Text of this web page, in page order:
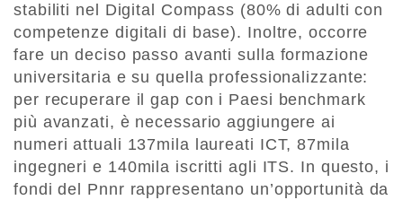
stabiliti nel Digital Compass (80% di adulti con
competenze digitali di base). Inoltre, occorre
fare un deciso passo avanti sulla formazione
universitaria e su quella professionalizzante:
per recuperare il gap con i Paesi benchmark
più avanzati, è necessario aggiungere ai
numeri attuali 137mila laureati ICT, 87mila
ingegneri e 140mila iscritti agli ITS. In questo, i
fondi del Pnnr rappresentano un’opportunità da